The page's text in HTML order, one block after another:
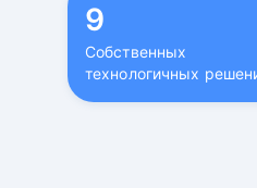
9
Собственных
технологичных